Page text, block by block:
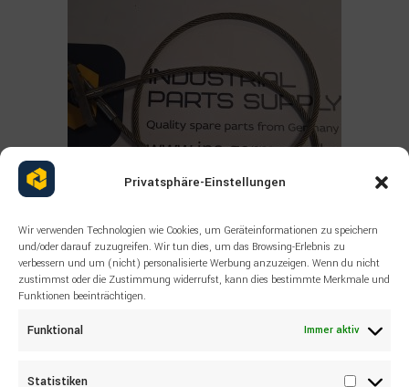
Privatsphäre-Einstellungen
Wir verwenden Technologien wie Cookies, um Geräteinformationen zu speichern
und/oder darauf zuzugreifen. Wir tun dies, um das Browsing-Erlebnis zu
verbessern und um (nicht) personalisierte Werbung anzuzeigen. Wenn du nicht
zustimmst oder die Zustimmung widerrufst, kann dies bestimmte Merkmale und
Funktionen beeinträchtigen.
Funktional Immer aktiv
Statistiken
Read more
ALLE PRODUKTE